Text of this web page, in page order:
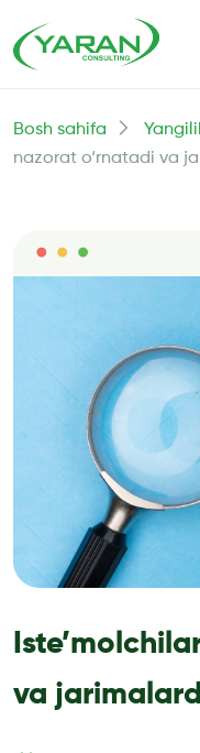
Bosh sahifa
nazorat o‘rnatadi va
va